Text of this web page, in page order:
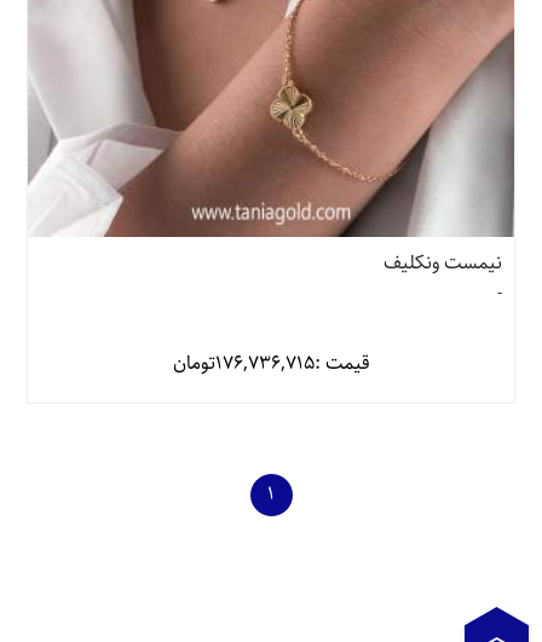
نیمست ونکلیف
-
قیمت :176,736,715تومان
1